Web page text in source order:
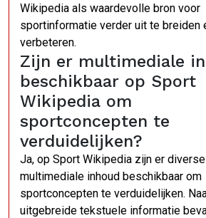
Wikipedia als waardevolle bron voor
sportinformatie verder uit te breiden
verbeteren.
Zijn er multimediale
beschikbaar op Sport
Wikipedia om
sportconcepten te
verduidelijken?
Ja, op Sport Wikipedia zijn er diverse
multimediale inhoud beschikbaar om
sportconcepten te verduidelijken.
uitgebreide tekstuele informatie